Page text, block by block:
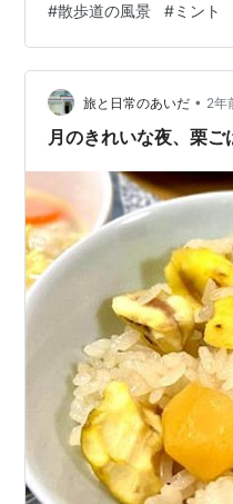
#散歩道の風景 #ミント
旅と日常のあいだ • 2年
月のきれいな夜、栗ご